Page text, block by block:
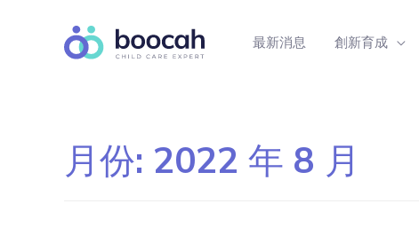
最新消息 創新育成
月份: 2022 年 8 月